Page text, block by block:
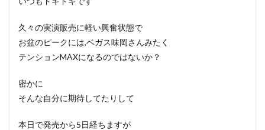
久々の実演販売に軽い興奮状態で
お盆のピークには,ベガス味岡さんみたく
テンションMAXになるのではないか？
密かに
そんな自分に期待してたりして
本日で発売から5日経ちますが